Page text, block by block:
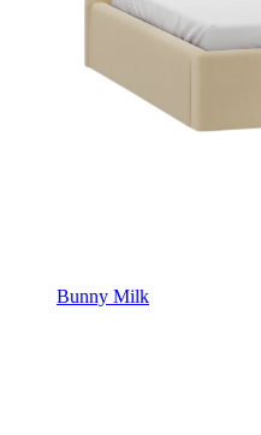
Bunny Milk